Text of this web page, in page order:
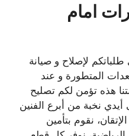
امام
طلباتكم لإصلاح و صيانة
المتطورة و عند
هذه تؤمن لكم تصليح
نخبة من أبرع الفنين
نقوم بتأمين